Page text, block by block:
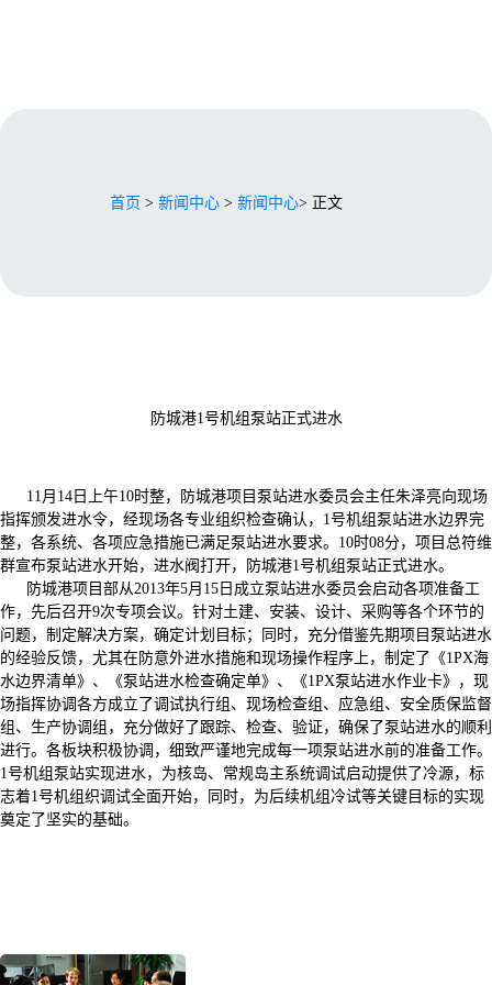
首页 > 新闻中心 > 新闻中心> 正文
防城港1号机组泵站正式进水
11月14日上午10时整，防城港项目泵站进水委员会主任朱泽亮向现场
指挥颁发进水令，经现场各专业组织检查确认，1号机组泵站进水边界完
整，各系统、各项应急措施已满足泵站进水要求。10时08分，项目总符维
群宣布泵站进水开始，进水阀打开，防城港1号机组泵站正式进水。
防城港项目部从2013年5月15日成立泵站进水委员会启动各项准备工
作，先后召开9次专项会议。针对土建、安装、设计、采购等各个环节的
问题，制定解决方案，确定计划目标；同时，充分借鉴先期项目泵站进水
的经验反馈，尤其在防意外进水措施和现场操作程序上，制定了《1PX海
水边界清单》、《泵站进水检查确定单》、《1PX泵站进水作业卡》，现
场指挥协调各方成立了调试执行组、现场检查组、应急组、安全质保监督
组、生产协调组，充分做好了跟踪、检查、验证，确保了泵站进水的顺利
进行。各板块积极协调，细致严谨地完成每一项泵站进水前的准备工作。
1号机组泵站实现进水，为核岛、常规岛主系统调试启动提供了冷源，标
志着1号机组织调试全面开始，同时，为后续机组冷试等关键目标的实现
奠定了坚实的基础。